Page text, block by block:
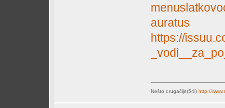
auratus
https://
Nešto drugačije(54l) http://